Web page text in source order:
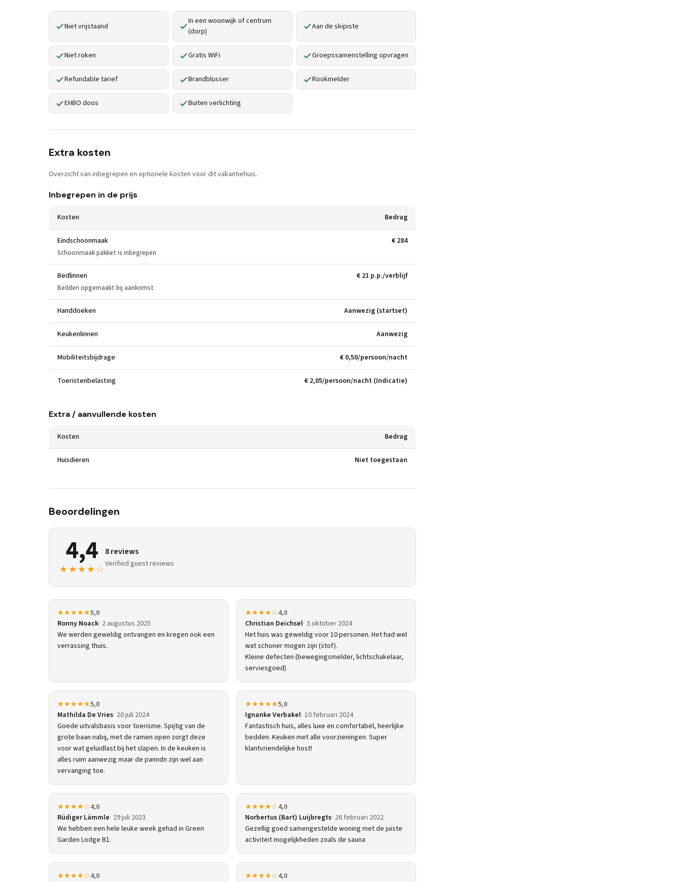
Niet vrijstaand
In een woonwijk of centrum
(dorp)
Aan de skipiste
Niet roken Gratis WiFi Groepssamenstelling opvragen
Refundable tarief Brandblusser Rookmelder
EHBO doos Buiten verlichting
Extra kosten
Overzicht van inbegrepen en optionele kosten voor dit vakantiehuis.
Inbegrepen in de prijs
Kosten Bedrag
Eindschoonmaak
Schoonmaak pakket is inbegrepen
€ 284
Bedlinnen
Bedden opgemaakt bij aankomst
€ 21 p.p./verblijf
Handdoeken Aanwezig (startset)
Keukenlinnen Aanwezig
Mobiliteitsbijdrage € 0,50/persoon/nacht
Toeristenbelasting € 2,05/persoon/nacht (Indicatie)
Extra / aanvullende kosten
Kosten Bedrag
Huisdieren Niet toegestaan
Beoordelingen
4,4
★★★★☆
8 reviews
Verified guest reviews
★★★★★5,0
Ronny Noack 2 augustus 2025
We werden geweldig ontvangen en kregen ook een
verrassing thuis.
★★★★☆4,0
Christian Deichsel 3 oktober 2024
Het huis was geweldig voor 10 personen. Het had wel
wat schoner mogen zijn (stof).
Kleine defecten (bewegingsmelder, lichtschakelaar,
serviesgoed)
★★★★★5,0
Mathilda De Vries 20 juli 2024
Goede uitvalsbasis voor toerisme. Spijtig van de
grote baan nabij, met de ramen open zorgt deze
voor wat geluidlast bij het slapen. In de keuken is
alles ruim aanwezig maar de panndn zijn wel aan
vervanging toe.
★★★★★5,0
Ignanke Verbakel 10 februari 2024
Fantastisch huis, alles luxe en comfortabel, heerlijke
bedden. Keuken met alle voorzieningen. Super
klantvriendelijke host!
★★★★☆4,0
Rüdiger Lämmle 29 juli 2023
We hebben een hele leuke week gehad in Green
Garden Lodge B1.
★★★★☆4,0
Norbertus (Bart) Luijbregts 26 februari 2022
Gezellig goed samengestelde woning met de juiste
activiteit mogelijkheden zoals de sauna
★★★★☆4,0
★★★★☆4,0